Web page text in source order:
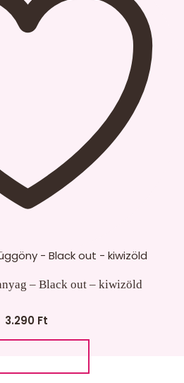
anyagot! termék
– Black out – kiwizöld
3.290 Ft